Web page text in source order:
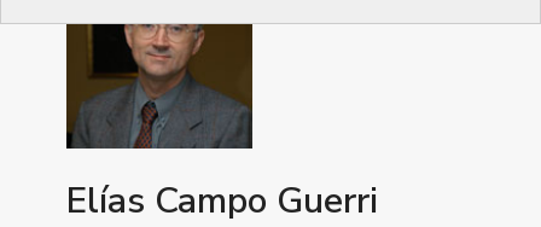
Elías Campo Guerri